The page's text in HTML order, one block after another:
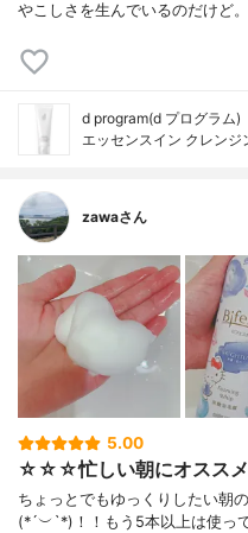
やこしさを生んでいるのだけど
d program(d プログラム)
エッセンスイン クレンジ
zawaさん
5.00
☆☆☆忙しい朝にオス
ちょっとでもゆっくりしたい朝
(*´︶`*)！！もう5本以上は使っ